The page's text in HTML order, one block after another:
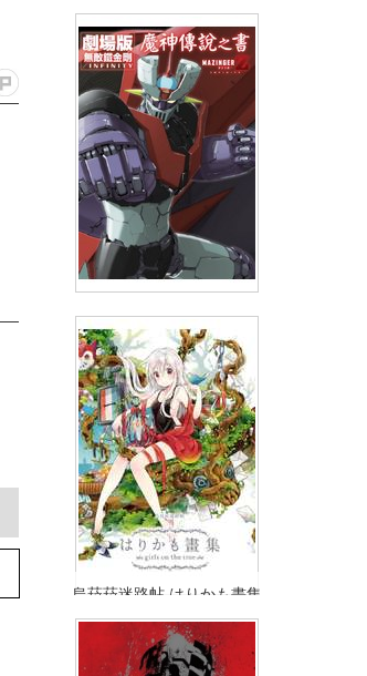
劇場版 無敵鐵金剛 INFINITY 魔
神傳說之書
NT$799 90折 NT$720 (USD23.9)
烏菈菈迷路帖 はりかも畫集
girls on the tree
NT$990 90折 NT$891